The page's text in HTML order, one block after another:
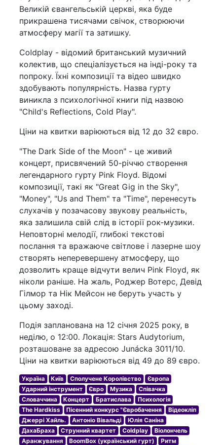
Великій євангельській церкві, яка буде
прикрашена тисячами свічок, створюючи
атмосферу магії та затишку.
Coldplay - відомий британський музичний
колектив, що спеціалізується на інді-року та
попроку. Їхні композиції та відео швидко
здобувають популярність. Назва гурту
виникла з психологічної книги під назвою
"Child's Reflections, Cold Play".
Ціни на квитки варіюються від 12 до 32 євро.
"The Dark Side of the Moon" - це живий
концерт, присвячений 50-річчю створення
легендарного гурту Pink Floyd. Відомі
композиції, такі як "Great Gig in the Sky",
"Money", "Us and Them" та "Time", перенесуть
слухачів у позачасову звукову реальність,
яка залишила свій слід в історії рок-музики.
Неповторні мелодії, глибокі текстові
послання та вражаюче світлове і лазерне шоу
створять неперевершену атмосферу, що
дозволить краще відчути велич Pink Floyd, як
ніколи раніше. На жаль, Роджер Вотерс, Девід
Гілмор та Нік Мейсон не беруть участь у
цьому заході.
Подія запланована на 12 січня 2025 року, в
неділю, о 12:00. Локація: Stars Audytorium,
розташоване за адресою Junácka 3011/10.
Ціни на квитки варіюються від 49 до 89 євро.
Україна Київ Сполучене Королівство
Європа
Ударний інструмент
Євро Музика
Співачка
Словаччина
Концерт Братислава
Психологія
The Hardkiss
Пісенний конкурс "Євробачення
Відеокліп
Джеррі Хайль.
Антоніо Вівальді
Юлія Саніна
ДахаБраха
Струнний квартет Coldplay
Віолончель
Аранжування
BoomBox (український гурт)
Ритм